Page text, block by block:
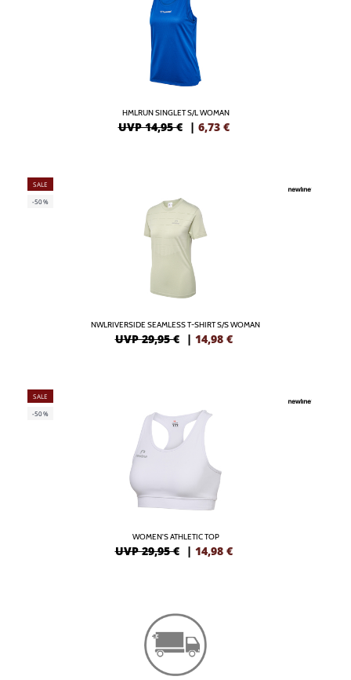
HMLRUN SINGLET S/L WOMAN
UVP 14,95 € | 6,73 €
SALE
-50%
NWLRIVERSIDE SEAMLESS T-SHIRT S/S WOMAN
UVP 29,95 € | 14,98 €
SALE
-50%
WOMEN'S ATHLETIC TOP
UVP 29,95 € | 14,98 €